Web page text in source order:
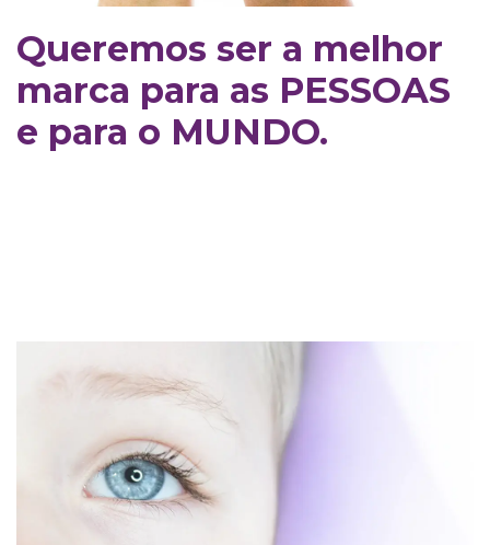
Queremos ser a melhor
marca para as PESSOAS
e para o MUNDO.